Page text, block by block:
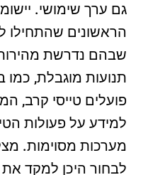
גם ערך שימושי.
הראשונים שהתחילו
שבהם נדרשת
תנועות מוגבלת,
פועלים טייסי קרב,
למידע על פעולות
מערכות מסוימות.
לבחור היכן למקד